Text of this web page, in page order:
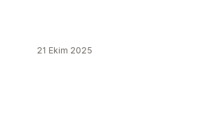
21 Ekim 2025